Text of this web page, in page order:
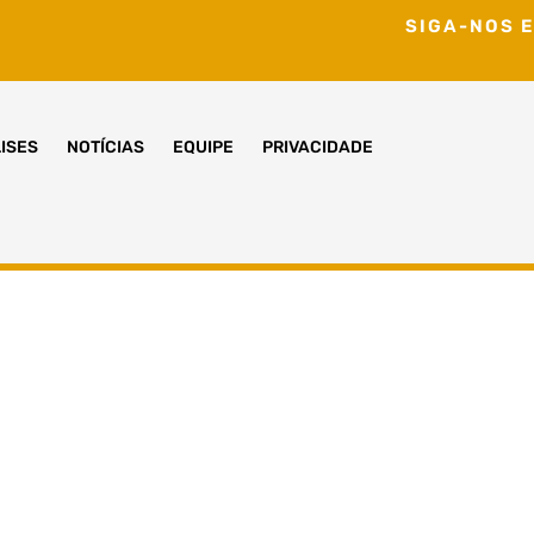
SIGA-NOS
NOTÍCIAS EQUIPE PRIVACIDADE